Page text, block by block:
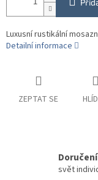
Luxusní rustikální
Detailní informace
ZEPTAT SE
svět